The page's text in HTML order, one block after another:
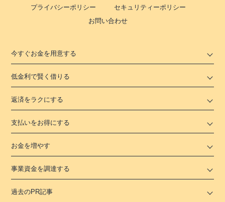
プライバシーポリシー
セキュリティーポリシー
お問い合わせ
今すぐお金を用意する
低金利で賢く借りる
返済をラクにする
支払いをお得にする
お金を増やす
事業資金を調達する
過去のPR記事